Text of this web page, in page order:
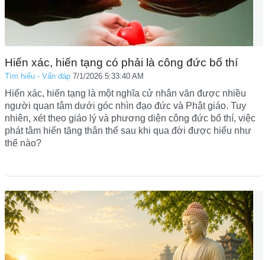
Hiến xác, hiến tạng có phải là công đức bố thí
Tìm hiểu - Vấn đáp 7/1/2026 5:33:40 AM
Hiến xác, hiến tạng là một nghĩa cử nhân văn được nhiều
người quan tâm dưới góc nhìn đạo đức và Phật giáo. Tuy
nhiên, xét theo giáo lý và phương diện công đức bố thí, việc
phát tâm hiến tặng thân thể sau khi qua đời được hiểu như
thế nào?